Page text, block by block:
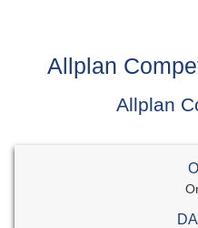
Allplan
Allplan